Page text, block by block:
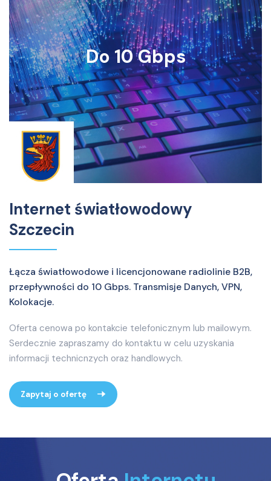
Internet światłowodowy
Szczecin
Łącza światłowodowe i licencjonowane radiolinie B2B,
przepływności do 10 Gbps. Transmisje Danych, VPN,
Kolokacje.
Oferta cenowa po kontakcie telefonicznym lub mailowym.
Serdecznie zapraszamy do kontaktu w celu uzyskania
informacji technicnzych oraz handlowych.
Zapytaj o ofertę
Do 10 Gbps